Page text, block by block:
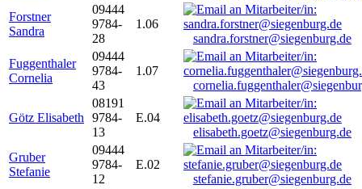
Forstner
Sandra
09444
9784-
28
1.06
sandra.forstner@siegenburg.de
Fuggenthaler
Cornelia
09444
9784-
43
1.07
Götz Elisabeth
08191
9784-
13
E.04
elisabeth.goetz@siegenburg.de
Gruber
Stefanie
09444
9784-
12
E.02
stefanie.gruber@siegenburg.de